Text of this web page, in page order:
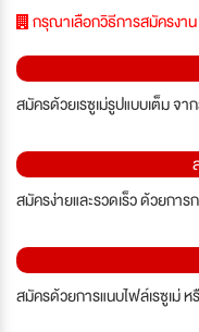
กรุณาเลือกวิธีการสมัครงาน
สมัครด้วยเรซูเม่รูปแบบเต็ม จ
สมัครง่ายและรวดเร็ว ด้วยกา
สมัครด้วยการแนบไฟล์เรซูเม่